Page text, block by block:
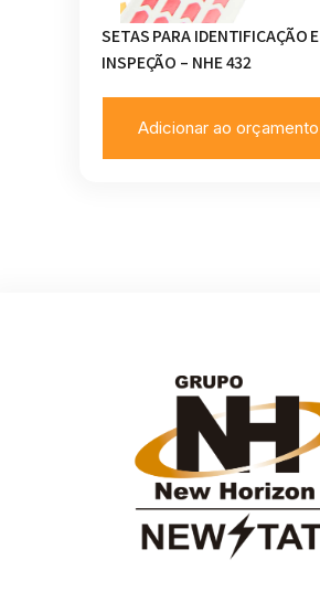
SETAS PARA IDENTIFICAÇÃO E
INSPEÇÃO – NHE 432
Adicionar ao orçamento